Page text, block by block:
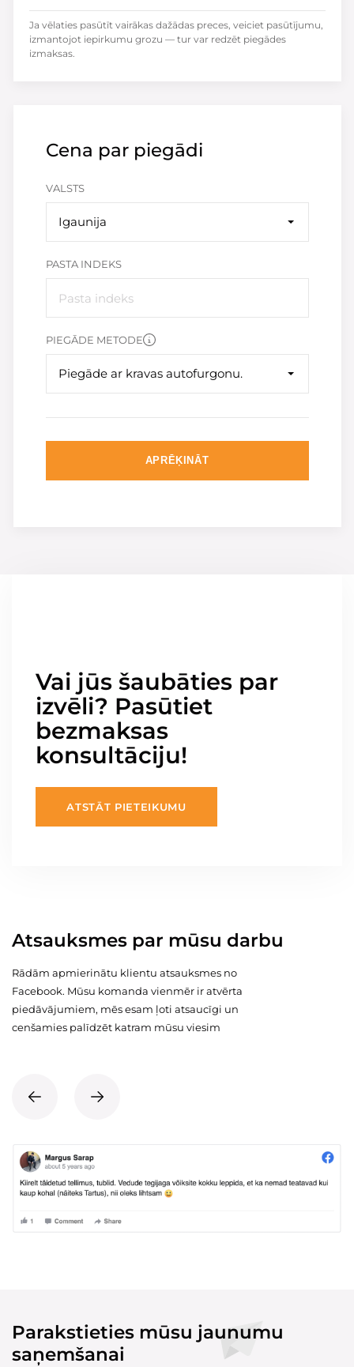
Cena par piegādi
VALSTS
Igaunija
PASTA INDEKS
PIEGĀDE METODE
Piegāde ar kravas autofurgonu.
APRĒĶINĀT
Ja vēlaties pasūtīt vairākas dažādas preces, veiciet pasūtījumu,
izmantojot iepirkumu grozu — tur var redzēt piegādes
izmaksas.
Vai jūs šaubāties par
izvēli? Pasūtiet
bezmaksas
konsultāciju!
ATSTĀT PIETEIKUMU
Atsauksmes par mūsu darbu
Rādām apmierinātu klientu atsauksmes no
Facebook. Mūsu komanda vienmēr ir atvērta
piedāvājumiem, mēs esam ļoti atsaucīgi un
cenšamies palīdzēt katram mūsu viesim
Parakstieties mūsu jaunumu
saņemšanai